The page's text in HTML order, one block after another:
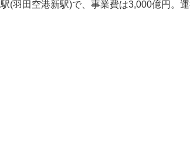
駅(羽田空港新駅)で、事業費は3,000億円。